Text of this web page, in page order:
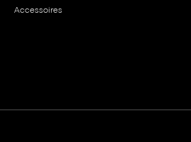
Accessoires